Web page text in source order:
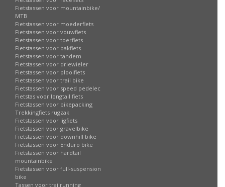
Fietstassen voor mountainbike/
MTB
Fietstassen voor moederfiets
Fietstassen voor vouwfiets
Fietstassen voor toerfiets
Fietstassen voor bakfiets
Fietstassen voor tandem
Fietstassen voor driewieler
Fietstassen voor plooifiets
Fietstassen voor trail bike
Fietstassen voor speed pedelec
Fietstas voor longtail fiets
Fietstassen voor bikepacking
Trekkingfiets rugzak
Fietstassen voor ligfiets
Fietstassen voor gravelbike
Fietstassen voor downhill bike
Fietstassen voor Enduro bike
Fietstassen voor hardtail
mountainbike
Fietstassen voor full-suspension
bike
Tassen voor trailrunning